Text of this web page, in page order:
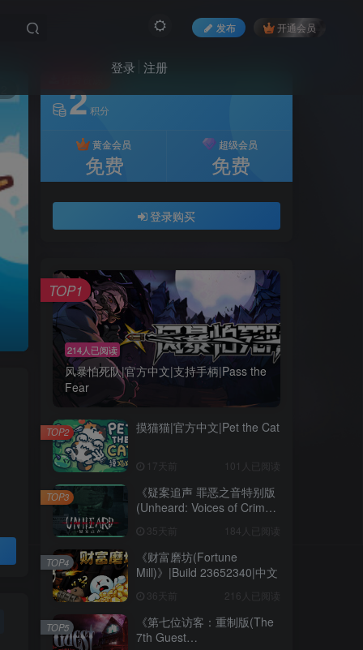
发布 开通会员
登录 注册
2积分
黄金会员
免费
超级会员
免费
登录购买
214人已阅读
风暴怕死队|官方中文|支持手柄|Pass the
Fear
TOP1
摸猫猫|官方中文|Pet the Cat
17天前 101人已阅读
TOP2
《疑案追声 罪恶之音特别版
(Unheard: Voices of Crime
11111643+全DLC|中文
35天前 184人已阅读
TOP3
《财富磨坊(Fortune
Mill)》|Build 23652340|中文
36天前 216人已阅读
TOP4
《第七位访客：重制版(The
7th Guest
TOP5